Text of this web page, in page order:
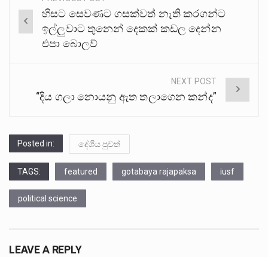
Post
navigation
හිසට සෙවණට ගසක්වත් නැති කරගන්ට
ඉල්ලුවාට තුනෙන් දෙකක් කඩල දෙන්න
එපා බොලව්
NEXT POST
“දිය ගලා නොයනු ඇත තලාගෙන කන්ද”
Posted in: දේශීය පුවත්
TAGS: featured gotabaya rajapaksa iusf
political science
LEAVE A REPLY